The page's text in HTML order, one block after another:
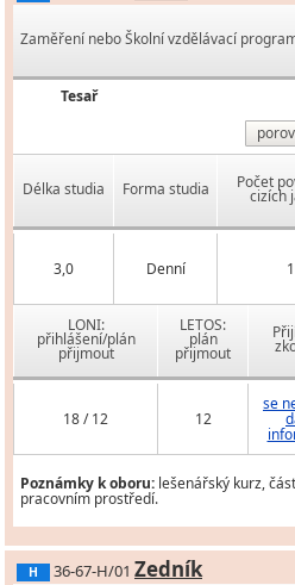
Zaměření nebo Školní vzdělávací
Tesař
Délka studia Forma studia Počet
cizích
3,0 Denní 1
LONI:
přihlášení/plán
přijmout
LETOS:
plán
přijmout
18 / 12 12
se
Poznámky k oboru: lešenářský kurz,
pracovním prostředí.
H 36-67-H/01 Zedník